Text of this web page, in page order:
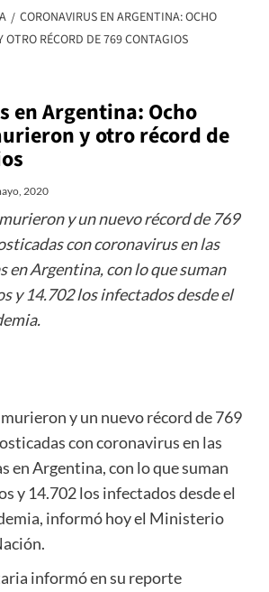
CORONAVIRUS EN ARGENTINA: OCHO
OTRO RÉCORD DE 769 CONTAGIOS
en Argentina: Ocho
y otro récord de
2020
y un nuevo récord de 769
con coronavirus en las
en Argentina, con lo que suman
y 14.702 los infectados desde el
y un nuevo récord de 769
con coronavirus en las
en Argentina, con lo que suman
y 14.702 los infectados desde el
informó hoy el Ministerio
informó en su reporte